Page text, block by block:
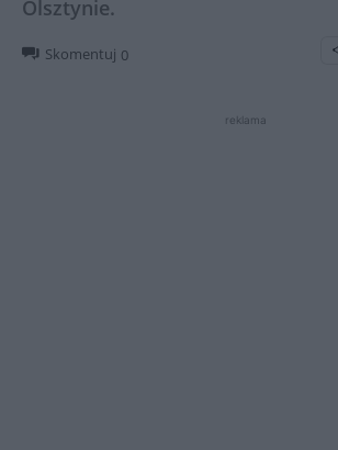
Olsztynie.
Skomentuj 0
reklama